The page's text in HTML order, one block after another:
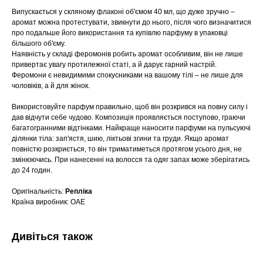
Випускається у скляному флаконі об'ємом 40 мл, що дуже зручно –
аромат можна протестувати, звикнути до нього, після чого визначитися
про подальше його використання та купівлю парфуму в упаковці
більшого об'єму.
Наявність у складі феромонів робить аромат особливим, він не лише
привертає увагу протилежної статі, а й дарує гарний настрій.
Феромони є невидимими спокусниками на вашому тілі – не лише для
чоловіків, а й для жінок.
Використовуйте парфум правильно, щоб він розкрився на повну силу і
дав відчути себе чудово. Композиція проявляється поступово, граючи
багатогранними відтінками. Найкраще наносити парфуми на пульсуючі
ділянки тіла: зап'ястя, шию, ліктьові згини та груди. Якщо аромат
повністю розкриється, то він триматиметься протягом усього дня, не
змінюючись. При нанесенні на волосся та одяг запах може зберігатись
до 24 годин.
Оригінальність: Репліка
Країна виробник: ОАЕ
Дивіться також